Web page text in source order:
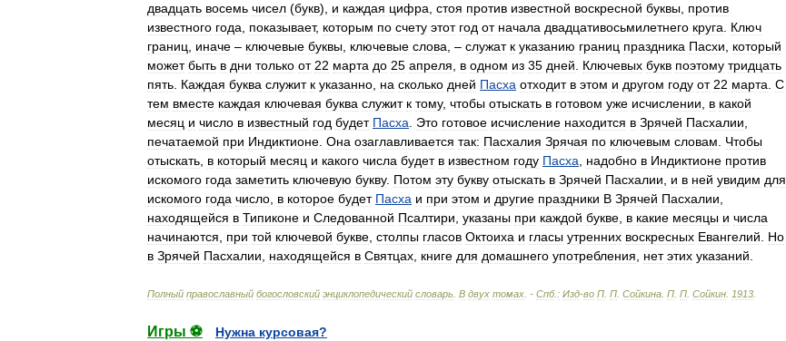
двадцать восемь чисел (букв), и каждая цифра стоя против известной воскресной буквы против
известного года показывает, которым по счету этот год от начала двадцативосьмилетнего круга
Ключ
границ
иначе – ключевые буквы ключевые слова , – служат к указанию границ праздника Пасхи
который
может быть в дни только от 22 марта до 25 апреля в одном из 35 дней Ключевых букв поэтому тридцать
пять Каждая буква служит к указанно на сколько дней Пасха отходит в этом и другом году от 22 марта С
тем вместе каждая ключевая буква служит к тому, чтобы отыскать в готовом уже исчислении в какой
месяц и число в известный год будет Пасха Это готовое исчисление находится в Зрячей Пасхалии
печатаемой при Индиктионе Она озаглавливается так: Пасхалия Зрячая по ключевым словам
Чтобы
отыскать в который месяц и какого числа будет в известном году Пасха надобно в Индиктионе против
искомого года заметить ключевую букву. Потом эту букву отыскать в Зрячей Пасхалии и в ней увидим для
искомого года число в которое будет Пасха и при этом и другие праздники В Зрячей Пасхалии
находящейся в Типиконе и Следованной Псалтири указаны при каждой букве в какие месяцы и числа
начинаются
при той ключевой букве столпы гласов Октоиха и гласы утренних воскресных Евангелий
Но
в Зрячей Пасхалии находящейся в Святцах книге для домашнего употребления нет этих указаний
Полный православный богословский энциклопедический словарь В двух томах . - Спб. : Изд-во П П Сойкина П П Сойкин 1913
Игры ⚽
Нужна курсовая?